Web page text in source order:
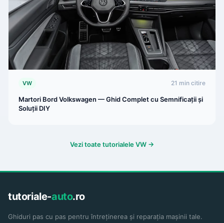
VW 21 min citire
Martori Bord Volkswagen — Ghid Complet cu Semnificații și
Soluții DIY
Vezi toate tutorialele VW →
tutoriale-auto.ro
Ghiduri pas cu pas pentru întreținerea și reparația mașinii tale.